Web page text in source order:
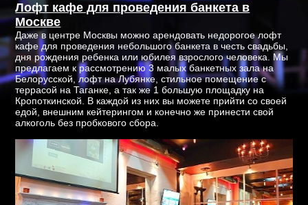
Лофт кафе для проведения банкета в
Москве
Даже в центре Москвы можно арендовать недорогое лофт
кафе для проведения небольшого банкета в честь свадьбы,
дня рождения ребенка или юбилея взрослого человека. Мы
предлагаем к рассмотрению 3 малых банкетных зала на
Белорусской, лофт на Лубянке, стильное помещение с
террасой на Таганке, а так же 1 большую площадку на
Кропоткинской. В каждой из них вы можете прийти со своей
едой, внешним кейтерингом и конечно же принести свой
алкоголь без пробкового сбора.